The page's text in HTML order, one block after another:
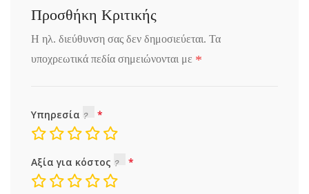
Προσθήκη Κριτικής
Η ηλ. διεύθυνση σας δεν δημοσιεύεται. Τα
υποχρεωτικά πεδία σημειώνονται με *
Υπηρεσία
Αξία για κόστος